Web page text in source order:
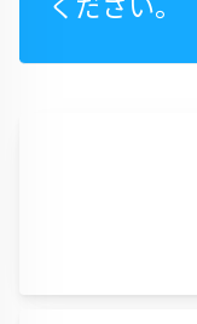
ください。